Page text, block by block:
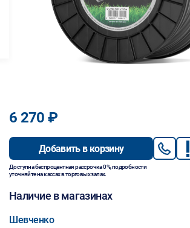
6 270 ₽
Добавить в корзину
Доступна беспроцентная рассрочка 0%, подробности
уточняйте на кассах в торговых залах.
Наличие в магазинах
Шевченко